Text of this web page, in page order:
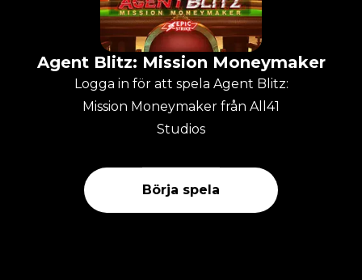
Agent Blitz: Mission Moneymaker
Logga in för att spela Agent Blitz:
Mission Moneymaker från All41
Studios
Börja spela